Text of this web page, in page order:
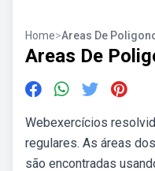
Home>Areas De
Areas De
Webexercícios
regulares. As áreas
são encontradas